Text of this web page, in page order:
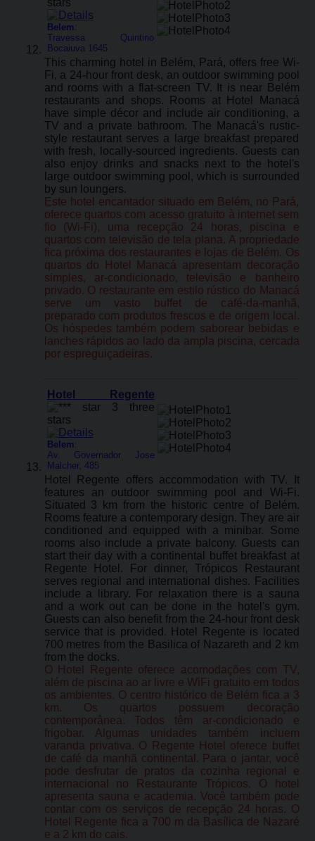
Belem:
Travessa Quintino
Bocaiuva 1645
This charming hotel in Belém, Pará, offers free Wi-
Fi, a 24-hour front desk, an outdoor swimming pool
and rooms with a flat-screen TV. It is near Belém
restaurants and shops. Rooms at Hotel Manacá
have simple décor and include air conditioning, a
TV and a private bathroom. The Manacá's rustic-
style restaurant serves a large breakfast prepared
with fresh, locally-sourced ingredients. Guests can
also enjoy drinks and snacks next to the hotel's
large outdoor swimming pool, which is surrounded
by sun loungers.
Este hotel encantador situado em Belém, no Pará,
oferece quartos com acesso gratuito à internet sem
fio (Wi-Fi), uma recepção 24 horas, piscina e
quartos com televisão de tela plana. A propriedade
fica próxima dos restaurantes e lojas de Belém. Os
quartos do Hotel Manacá apresentam decoração
simples, ar-condicionado, televisão e banheiro
privado. O restaurante em estilo rústico do Manacá
serve um vasto buffet de café-da-manhã,
preparado com produtos frescos e de origem local.
Os hóspedes também podem saborear bebidas e
lanches rápidos ao lado da ampla piscina, cercada
por espreguiçadeiras.
Hotel Regente
Belem:
Av. Governador Jose
Malcher, 485
Hotel Regente offers accommodation with TV. It
features an outdoor swimming pool and Wi-Fi.
Situated 3 km from the historic centre of Belém.
Rooms feature a contemporary design. They are air
conditioned and equipped with a minibar. Some
rooms also include a private balcony. Guests can
start their day with a continental buffet breakfast at
Regente Hotel. For dinner, Trópicos Restaurant
serves regional and international dishes. Facilities
include a library. For relaxation there is a sauna
and a work out can be done in the hotel's gym.
Guests can also benefit from the 24-hour front desk
service that is provided. Hotel Regente is located
700 metres from the Basilica of Nazareth and 2 km
from the docks.
O Hotel Regente oferece acomodações com TV,
além de piscina ao ar livre e WiFi gratuito em todos
os ambientes. O centro histórico de Belém fica a 3
km. Os quartos possuem decoração
contemporânea. Todos têm ar-condicionado e
frigobar. Algumas unidades também incluem
varanda privativa. O Regente Hotel oferece buffet
de café da manhã continental. Para o jantar, você
pode desfrutar de pratos da cozinha regional e
internacional no Restaurante Trópicos. O hotel
apresenta sauna e academia. Você também pode
contar com os serviços de recepção 24 horas. O
Hotel Regente fica a 700 m da Basílica de Nazaré
e a 2 km do cais.